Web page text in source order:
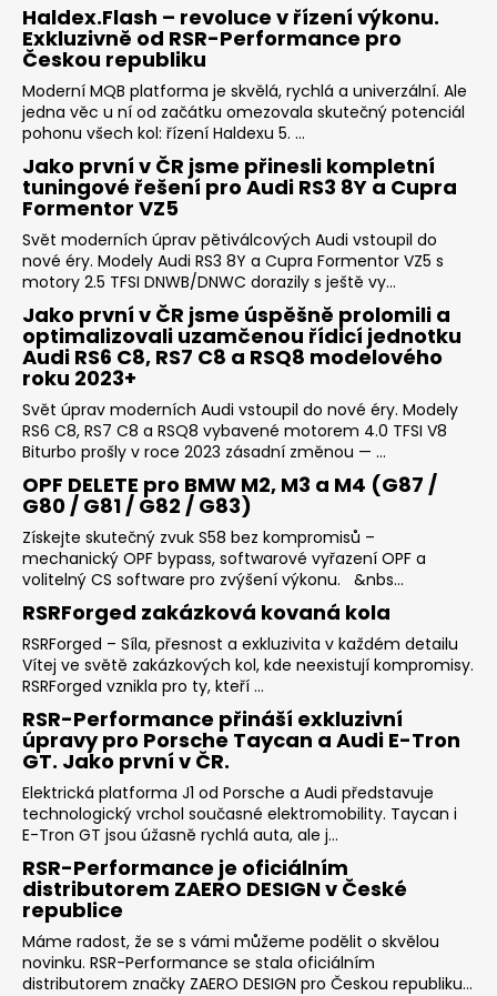
o
r
u
č
u
j
e
m
e
REVO
LOGO
SAMOLEPKA
205
Kč
Haldex.Flash – revoluce v řízení výkonu.
Exkluzivně od RSR-Performance pro
Českou republiku
Moderní MQB platforma je skvělá, rychlá a univerzální. Ale
jedna věc u ní od začátku omezovala skutečný potenciál
pohonu všech kol: řízení Haldexu 5. ...
Jako první v ČR jsme přinesli kompletní
tuningové řešení pro Audi RS3 8Y a Cupra
Formentor VZ5
Svět moderních úprav pětiválcových Audi vstoupil do
nové éry. Modely Audi RS3 8Y a Cupra Formentor VZ5 s
motory 2.5 TFSI DNWB/DNWC dorazily s ještě vy...
Jako první v ČR jsme úspěšně prolomili a
optimalizovali uzamčenou řídicí jednotku
Audi RS6 C8, RS7 C8 a RSQ8 modelového
roku 2023+
Svět úprav moderních Audi vstoupil do nové éry. Modely
RS6 C8, RS7 C8 a RSQ8 vybavené motorem 4.0 TFSI V8
Biturbo prošly v roce 2023 zásadní změnou — ...
OPF DELETE pro BMW M2, M3 a M4 (G87 /
G80 / G81 / G82 / G83)
Získejte skutečný zvuk S58 bez kompromisů –
mechanický OPF bypass, softwarové vyřazení OPF a
volitelný CS software pro zvýšení výkonu. &nbs...
RSRForged zakázková kovaná kola
RSRForged – Síla, přesnost a exkluzivita v každém detailu
Vítej ve světě zakázkových kol, kde neexistují kompromisy.
RSRForged vznikla pro ty, kteří ...
RSR-Performance přináší exkluzivní
úpravy pro Porsche Taycan a Audi E-Tron
GT. Jako první v ČR.
Elektrická platforma J1 od Porsche a Audi představuje
technologický vrchol současné elektromobility. Taycan i
E-Tron GT jsou úžasně rychlá auta, ale j...
RSR-Performance je oficiálním
distributorem ZAERO DESIGN v České
republice
Máme radost, že se s vámi můžeme podělit o skvělou
novinku. RSR-Performance se stala oficiálním
distributorem značky ZAERO DESIGN pro Českou republiku...